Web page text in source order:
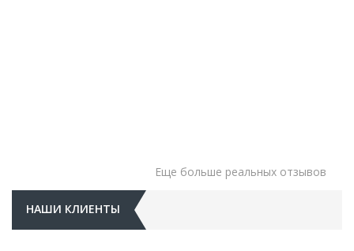
Еще больше реальных отзывов
НАШИ КЛИЕНТЫ